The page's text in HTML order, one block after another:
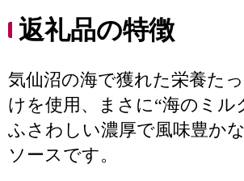
返礼品の特徴
気仙沼の海で獲れた栄養た
けを使用、まさに“海のミル
ふさわしい濃厚で風味豊か
ソースです。